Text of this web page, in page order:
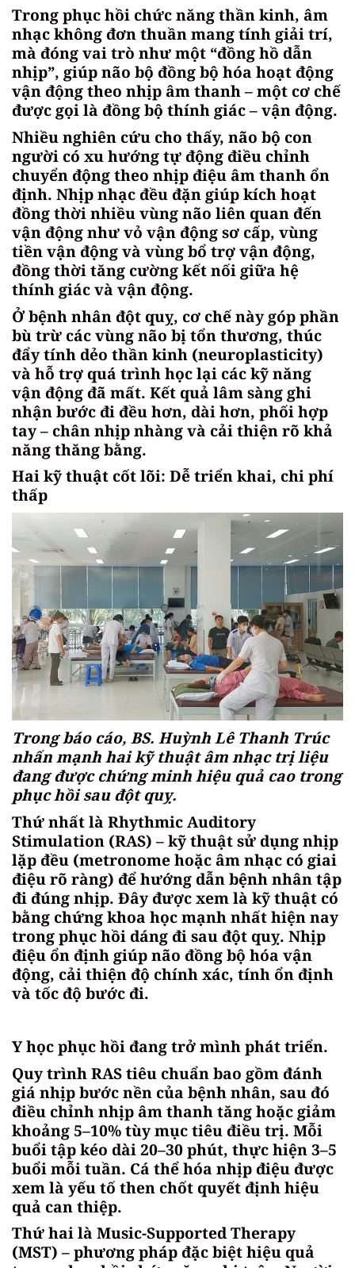
Trong phục hồi chức năng thần kinh, âm
nhạc không đơn thuần mang tính giải trí,
mà đóng vai trò như một “đồng hồ dẫn
nhịp”, giúp não bộ đồng bộ hóa hoạt động
vận động theo nhịp âm thanh – một cơ chế
được gọi là đồng bộ thính giác – vận động.
Nhiều nghiên cứu cho thấy, não bộ con
người có xu hướng tự động điều chỉnh
chuyển động theo nhịp điệu âm thanh ổn
định. Nhịp nhạc đều đặn giúp kích hoạt
đồng thời nhiều vùng não liên quan đến
vận động như vỏ vận động sơ cấp, vùng
tiền vận động và vùng bổ trợ vận động,
đồng thời tăng cường kết nối giữa hệ
thính giác và vận động.
Ở bệnh nhân đột quỵ, cơ chế này góp phần
bù trừ các vùng não bị tổn thương, thúc
đẩy tính dẻo thần kinh (neuroplasticity)
và hỗ trợ quá trình học lại các kỹ năng
vận động đã mất. Kết quả lâm sàng ghi
nhận bước đi đều hơn, dài hơn, phối hợp
tay – chân nhịp nhàng và cải thiện rõ khả
năng thăng bằng.
Hai kỹ thuật cốt lõi: Dễ triển khai, chi phí
thấp
Trong báo cáo, BS. Huỳnh Lê Thanh Trúc
nhấn mạnh hai kỹ thuật âm nhạc trị liệu
đang được chứng minh hiệu quả cao trong
phục hồi sau đột quỵ.
Thứ nhất là Rhythmic Auditory
Stimulation (RAS) – kỹ thuật sử dụng nhịp
lặp đều (metronome hoặc âm nhạc có giai
điệu rõ ràng) để hướng dẫn bệnh nhân tập
đi đúng nhịp. Đây được xem là kỹ thuật có
bằng chứng khoa học mạnh nhất hiện nay
trong phục hồi dáng đi sau đột quỵ. Nhịp
điệu ổn định giúp não đồng bộ hóa vận
động, cải thiện độ chính xác, tính ổn định
và tốc độ bước đi.
Y học phục hồi đang trở mình phát triển.
Quy trình RAS tiêu chuẩn bao gồm đánh
giá nhịp bước nền của bệnh nhân, sau đó
điều chỉnh nhịp âm thanh tăng hoặc giảm
khoảng 5–10% tùy mục tiêu điều trị. Mỗi
buổi tập kéo dài 20–30 phút, thực hiện 3–5
buổi mỗi tuần. Cá thể hóa nhịp điệu được
xem là yếu tố then chốt quyết định hiệu
quả can thiệp.
Thứ hai là Music-Supported Therapy
(MST) – phương pháp đặc biệt hiệu quả